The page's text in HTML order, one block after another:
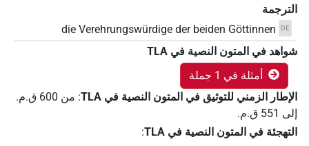
الترجمة
DE
die Verehrungswürdige der beiden Göttinnen
شواهد في المتون النصية في ‏TLA
أمثلة في 1 جملة
الإطار الزمني للتوثيق في المتون النصية في ‏TLA
: من 600 ق.م.
إلى 551 ق.م.
التهجئة في المتون النصية في TLA
: